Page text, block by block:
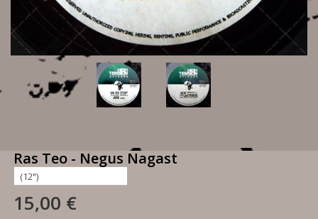
Ras Teo - Negus Nagast
15,00 €